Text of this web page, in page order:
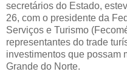
secretários do Estado,
26, com o presidente da
Serviços e Turismo
representantes do trade
investimentos que possam
Grande do Norte.